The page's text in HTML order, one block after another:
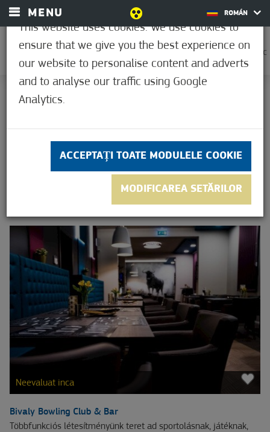
MENU ROMÁN
0
22,2°C
ACASĂ
RESTAURANTE
RESTAURANTE
Neevaluat inca
Bivaly Bowling Club & Bar
Többfunkciós létesítményünk teret ad sportolásnak, játéknak,
This website uses cookies. We use cookies to
ensure that we give you the best experience on
our website to personalise content and adverts
and to analyse our traffic using Google
Analytics.
ACCEPTAȚI TOATE MODULELE COOKIE
MODIFICAREA SETĂRILOR